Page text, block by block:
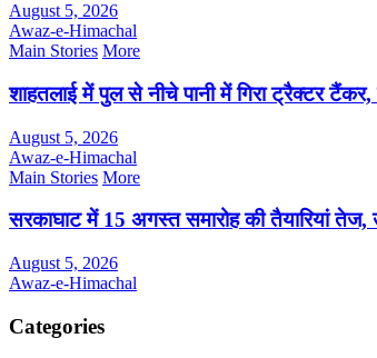
August 5, 2026
Awaz-e-Himachal
Main Stories More
शाहतलाई में पुल से नीचे पानी में गिरा ट्रैक्टर
August 5, 2026
Awaz-e-Himachal
Main Stories More
सरकाघाट में 15 अगस्त समारोह की तैयारियां तेज,
August 5, 2026
Awaz-e-Himachal
Categories